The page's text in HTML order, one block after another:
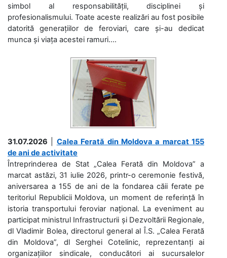
simbol al responsabilității, disciplinei și
profesionalismului. Toate aceste realizări au fost posibile
datorită generațiilor de feroviari, care și-au dedicat
munca și viața acestei ramuri....
31.07.2026
Calea Ferată din Moldova a marcat 155
de ani de activitate
Întreprinderea de Stat „Calea Ferată din Moldova” a
marcat astăzi, 31 iulie 2026, printr-o ceremonie festivă,
aniversarea a 155 de ani de la fondarea căii ferate pe
teritoriul Republicii Moldova, un moment de referință în
istoria transportului feroviar național. La eveniment au
participat ministrul Infrastructurii și Dezvoltării Regionale,
dl Vladimir Bolea, directorul general al Î.S. „Calea Ferată
din Moldova”, dl Serghei Cotelinic, reprezentanți ai
organizațiilor sindicale, conducători ai sucursalelor